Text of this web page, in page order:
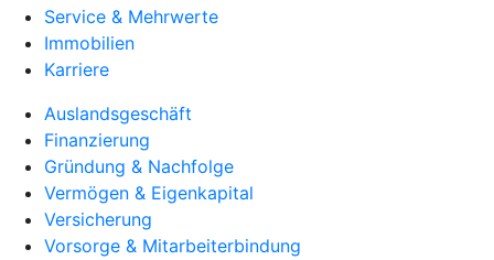
Service & Mehrwerte
Immobilien
Karriere
Auslandsgeschäft
Finanzierung
Gründung & Nachfolge
Vermögen & Eigenkapital
Versicherung
Vorsorge & Mitarbeiterbindung